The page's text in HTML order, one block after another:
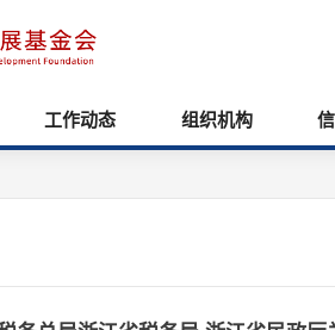
工作动态 组织机构